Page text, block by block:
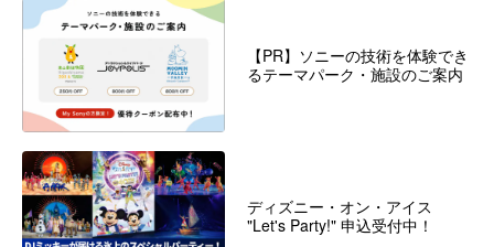
【PR】ソニーの技術を体験でき
るテーマパーク・施設のご案内
ディズニー・オン・アイス
"Let's Party!" 申込受付中！